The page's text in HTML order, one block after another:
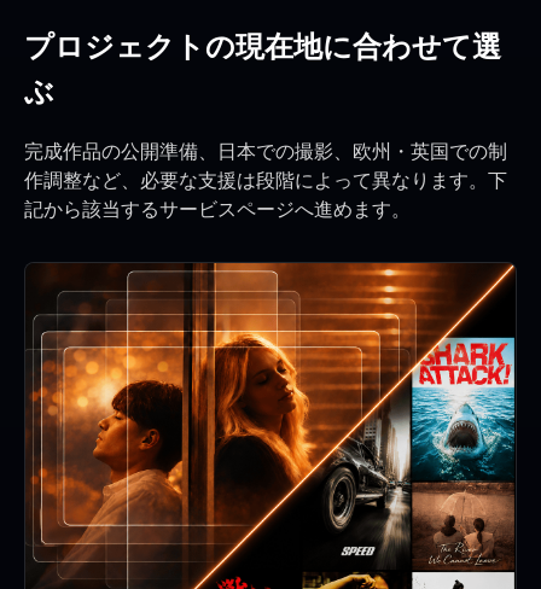
プロジェクトの現在地に合わせて選
ぶ
完成作品の公開準備、日本での撮影、欧州・英国での制
作調整など、必要な支援は段階によって異なります。下
記から該当するサービスページへ進めます。